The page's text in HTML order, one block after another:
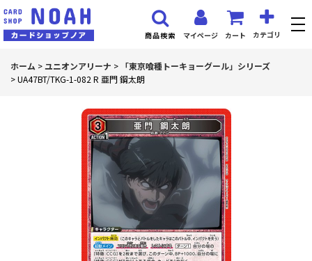
マイページ カート カテゴリ
商品検索
ホーム >ユニオンアリーナ > 「東京喰種トーキョーグール」シリーズ
>UA47BT/TKG-1-082 R 亜門 鋼太朗